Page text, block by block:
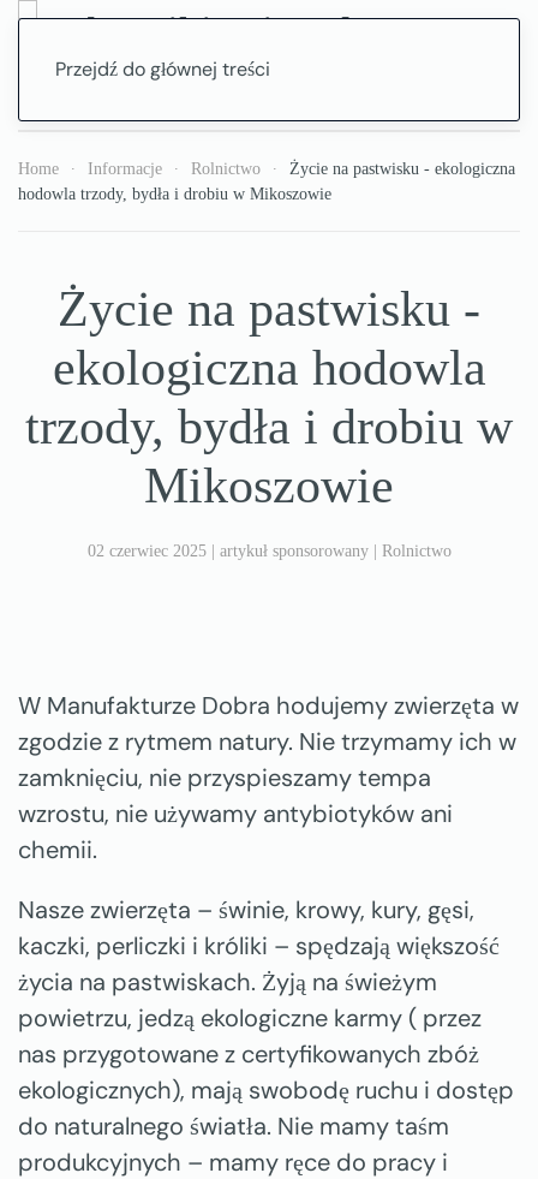
Przejdź do głównej treści
Home Informacje Rolnictwo
Życie na pastwisku - ekologiczna
hodowla trzody, bydła i drobiu w Mikoszowie
Życie na pastwisku -
ekologiczna hodowla
trzody, bydła i drobiu w
Mikoszowie
02 czerwiec 2025| artykuł sponsorowany| Rolnictwo
W Manufakturze Dobra hodujemy zwierzęta w
zgodzie z rytmem natury. Nie trzymamy ich w
zamknięciu, nie przyspieszamy tempa
wzrostu, nie używamy antybiotyków ani
chemii.
Nasze zwierzęta – świnie, krowy, kury, gęsi,
kaczki, perliczki i króliki – spędzają większość
życia na pastwiskach. Żyją na świeżym
powietrzu, jedzą ekologiczne karmy ( przez
nas przygotowane z certyfikowanych zbóż
ekologicznych), mają swobodę ruchu i dostęp
do naturalnego światła. Nie mamy taśm
produkcyjnych – mamy ręce do pracy i